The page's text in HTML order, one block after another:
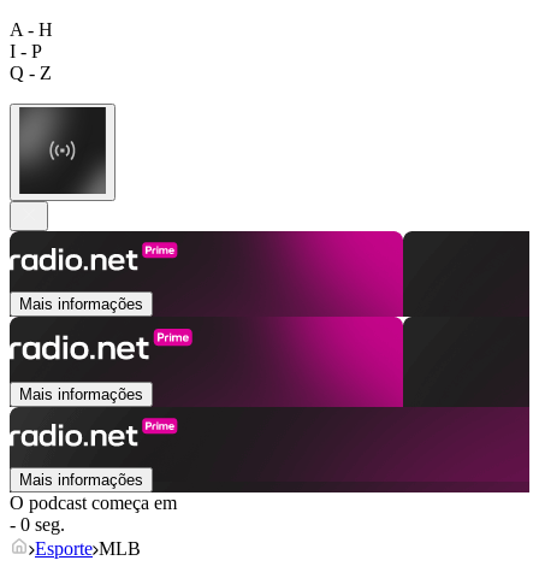
A - H
I - P
Q - Z
Mais informações
Mais informações
Mais informações
O podcast começa em
- 0 seg.
Esporte MLB